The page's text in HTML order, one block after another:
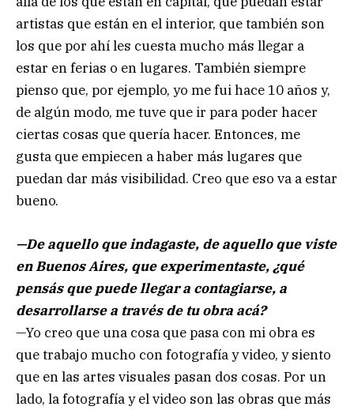
artistas que están en el interior, que también son
los que por ahí les cuesta mucho más llegar a
estar en ferias o en lugares. También siempre
pienso que, por ejemplo, yo me fui hace 10 años y,
de algún modo, me tuve que ir para poder hacer
ciertas cosas que quería hacer. Entonces, me
gusta que empiecen a haber más lugares que
puedan dar más visibilidad. Creo que eso va a estar
bueno.
—De aquello que indagaste, de aquello que viste
en Buenos Aires, que experimentaste, ¿qué
pensás que puede llegar a contagiarse, a
desarrollarse a través de tu obra acá?
—Yo creo que una cosa que pasa con mi obra es
que trabajo mucho con fotografía y video, y siento
que en las artes visuales pasan dos cosas. Por un
lado, la fotografía y el video son las obras que más